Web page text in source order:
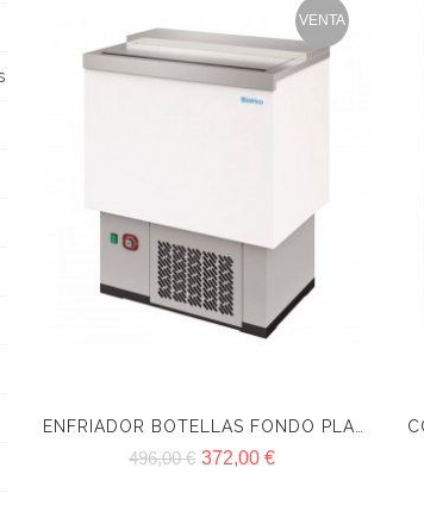
VENTA
ENFRIADOR BOTELLAS FONDO PLANO INFRICO EFP700EG
496,00 € 372,00 €